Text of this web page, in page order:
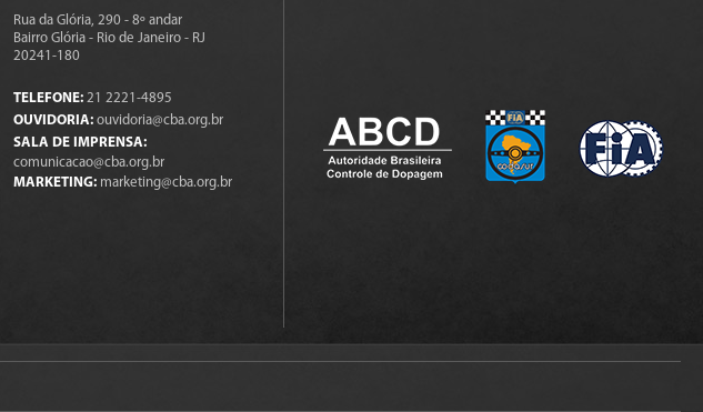
Rua da Glória, 290 - 8º andar
Bairro Glória - Rio de Janeiro - RJ
20241-180
TELEFONE: 21 2221-4895
OUVIDORIA: ouvidoria@cba.org.br
SALA DE IMPRENSA:
comunicacao@cba.org.br
MARKETING: marketing@cba.org.br